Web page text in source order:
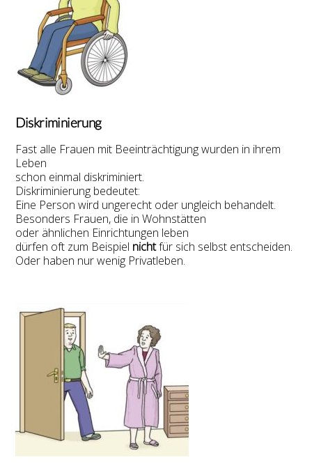
Diskriminierung
Fast alle Frauen mit Beeinträchtigung wurden in ihrem
Leben
schon einmal diskriminiert.
Diskriminierung bedeutet:
Eine Person wird ungerecht oder ungleich behandelt.
Besonders Frauen, die in Wohnstätten
oder ähnlichen Einrichtungen leben
dürfen oft zum Beispiel nichtfür sich selbst entscheiden.
Oder haben nur wenig Privatleben.